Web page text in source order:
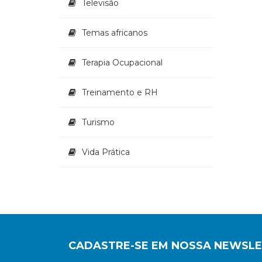
Televisão
Temas africanos
Terapia Ocupacional
Treinamento e RH
Turismo
Vida Prática
CADASTRE-SE EM NOSSA